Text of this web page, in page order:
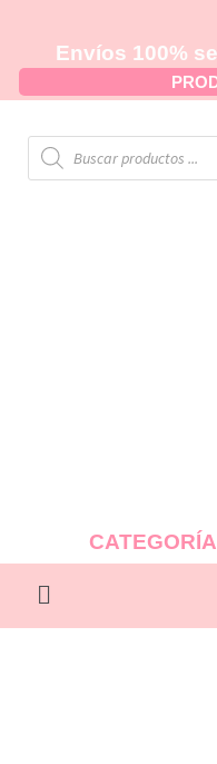
Envíos 100%